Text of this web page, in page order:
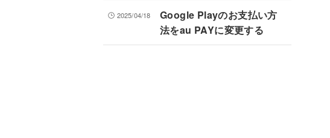
2025/04/18
Google Playのお支払い方
法をau PAYに変更する